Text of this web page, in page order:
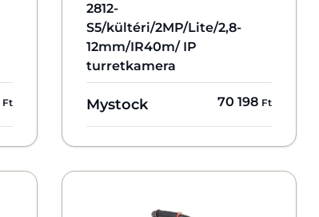
Ft
2812-
S5/kültéri/2MP/Lite/2,8-
12mm/IR40m/ IP
turretkamera
Mystock 70 198 Ft